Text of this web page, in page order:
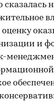
сказалась
и